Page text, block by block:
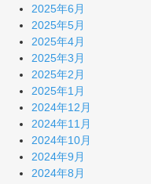
2025年6月
2025年5月
2025年4月
2025年3月
2025年2月
2025年1月
2024年12月
2024年11月
2024年10月
2024年9月
2024年8月